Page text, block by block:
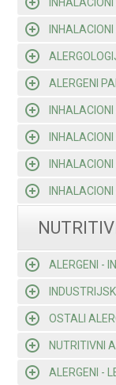
ALERGENI
ALERGENI -
OSTALI
NUTRITIVNI
ALERGENI -